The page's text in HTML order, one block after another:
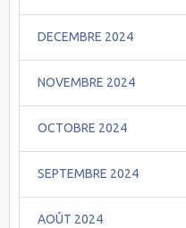
DECEMBRE 2024
NOVEMBRE 2024
OCTOBRE 2024
SEPTEMBRE 2024
AOÛT 2024